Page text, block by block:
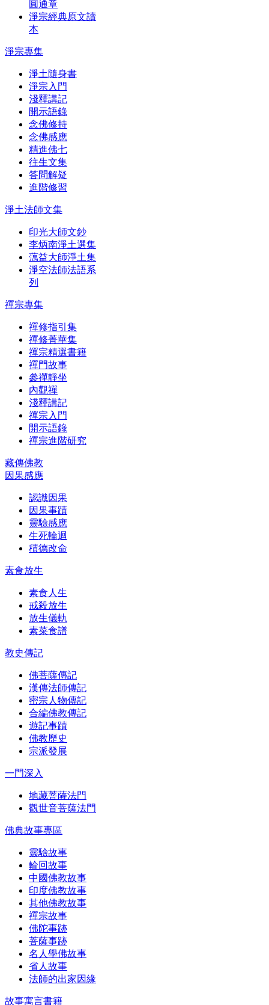
圓通章
淨宗經典原文讀
本
淨宗專集
淨土隨身書
淨宗入門
淺釋講記
開示語錄
念佛修持
念佛感應
精進佛七
往生文集
答問解疑
進階修習
淨土法師文集
印光大師文鈔
李炳南淨土選集
蕅益大師淨土集
淨空法師法語系
列
禪宗專集
禪修指引集
禪修菁華集
禪宗精選書籍
禪門故事
參禪靜坐
內觀禪
淺釋講記
禪宗入門
開示語錄
禪宗進階研究
藏傳佛教
因果感應
認識因果
因果事蹟
靈驗感應
生死輪迴
積德改命
素食放生
素食人生
戒殺放生
放生儀軌
素菜食譜
教史傳記
佛菩薩傳記
漢傳法師傳記
密宗人物傳記
合編佛教傳記
遊記事蹟
佛教歷史
宗派發展
一門深入
地藏菩薩法門
觀世音菩薩法門
佛典故事專區
靈驗故事
輪回故事
中國佛教故事
印度佛教故事
其他佛教故事
禪宗故事
佛陀事跡
菩薩事跡
名人學佛故事
省人故事
法師的出家因緣
故事寓言書籍